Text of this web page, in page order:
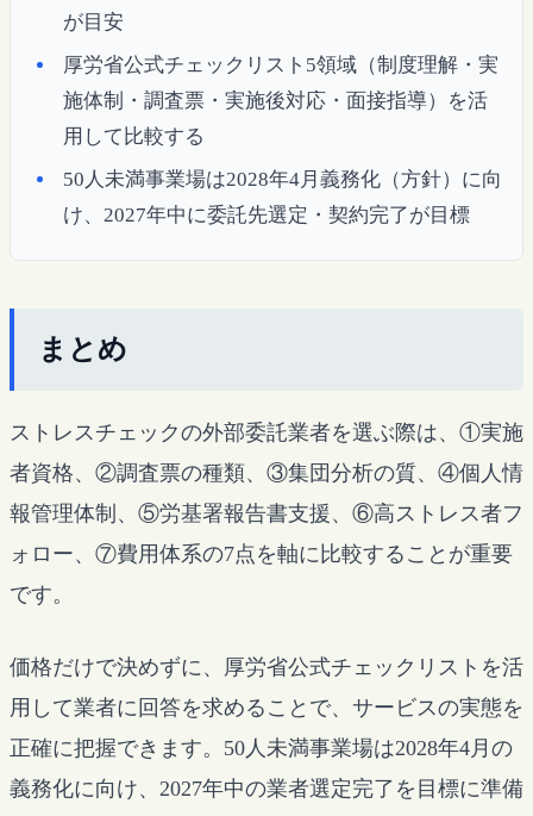
が目安
厚労省公式チェックリスト5領域（制度理解・実
施体制・調査票・実施後対応・面接指導）を活
用して比較する
50人未満事業場は2028年4月義務化（方針）に向
け、2027年中に委託先選定・契約完了が目標
まとめ
ストレスチェックの外部委託業者を選ぶ際は、①実施
者資格、②調査票の種類、③集団分析の質、④個人情
報管理体制、⑤労基署報告書支援、⑥高ストレス者フ
ォロー、⑦費用体系の7点を軸に比較することが重要
です。
価格だけで決めずに、厚労省公式チェックリストを活
用して業者に回答を求めることで、サービスの実態を
正確に把握できます。50人未満事業場は2028年4月の
義務化に向け、2027年中の業者選定完了を目標に準備